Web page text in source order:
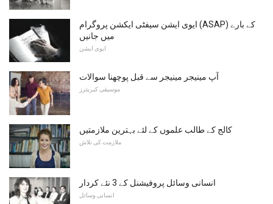
ایوی ایشن سیفٹی ایکشن پروگرام (ASAP) کے بارے
میں جانیں
ایوی ایشن
آپ مینیجر مینیجر سے قبل پوچھنا سوالات
موسیقی کیریئرز
کالج کے طالب علموں کے لئے بہترین ملازمتیں
ملازمت کی تلاش
انسانی وسائل پروفیشنل کے 3 نئے کردار
انسانی وسائل